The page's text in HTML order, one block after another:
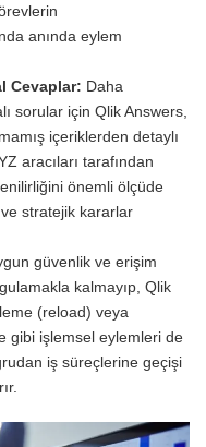
anında eylem
Cevaplar: Daha
sorular için Qlik Answers,
içeriklerden detaylı
aracıları tarafından
önemli ölçüde
ve stratejik kararlar
güvenlik ve erişim
kalmayıp, Qlik
(reload) veya
gibi işlemsel eylemleri de
iş süreçlerine geçişi